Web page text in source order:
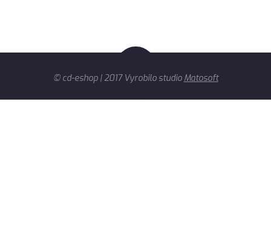
© cd-eshop | 2017 Vyrobilo studio Matosoft